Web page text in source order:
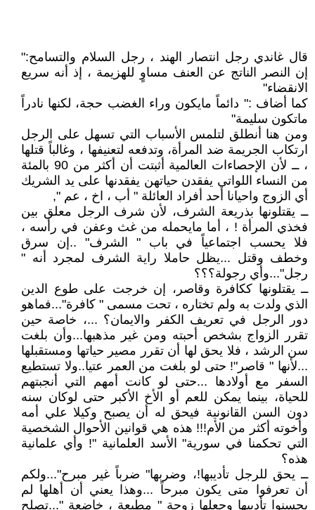
قال غاندي رجل انتصار الهند ، رجل السلام والتسامح:"
إن النصر الناتج عن العنف مساوٍ للهزيمة ، إذ أنه سريع
الانقضاء"
كما أضاف :" دائماً مايكون وراء الغضب حجة، لكنها نادراً
ماتكون سليمة"
ومن هنا أنطلق لتلمس الأسباب التي تسهل على الرجل
ارتكاب الجريمة ضد المرأة، وتدفعه لتعنيفها ، وغالباً قتلها
، ــ لأن الإحصاءات العالمية أثبتت أن أكثر من 90 بالمئة
من النساء اللواتي يفقدن حياتهن يفقدنها على يد الشريك
أي الزوج واحيانا أحد أفراد العائلة " أب ، اخ ، عم ",
ــ يقتلونها بذريعة الشرف، لأن شرف الرجل معلق بين
فخذي المرأة ! ، أما مايحمله من غث وعفن في رأسه ،
فلا يحسب اجتماعياً في باب " الشرف" ..إن سرق
وخطف وقتل ...يظل حاملا راية الشرف لمجرد أنه "
رجل"...وأي رجولة؟؟؟
ــ يقتلونها ككافرة وقاصر، إن خرجت على طوع الدين
الذي ولدت به ولم تختاره ، تحت مسمى " كافرة"...فماهو
دور الرجل في تعريف الكفر والايمان؟ ...، خاصة حين
تقرر الزواج بشخص أحبته ومن غير مذهبها...وأن بلغت
سن الرشد ، فلا يحق لها أن تقرر مصير حياتها ومستقبلها
...لأنها " قاصر"! حتى لو بلغت من العمر عتيا..ولا تستطيع
السفر مع أولادها ...حتى لو كانت أمهم التي أنجبتهم
للحياة، بينما يمكن للعم أو الأخ الأكبر حتى لوكان سنه
دون السن القانونية فيحق له أن يصبح وكيلا علي أمه
وأخوته أكثر من الأم!!! هذه هي قوانين الأحوال الشخصية
التي تحكمنا في سورية" الأسد العلمانية "! وأي علمانية
هذه؟
ــ يحق للرجل تأديبها!، وضربها" ضرباً غير مبرح"...ولكم
أن تعرفوا متى يكون مبرحاً ...وهذا يعني أن أهلها لم
يحسنوا تأديبها وجعلها زوجة " مطيعة ، خاضعة "...تصلح